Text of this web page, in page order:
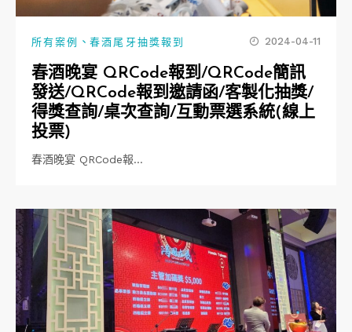
所有案例 、春酒尾牙抽獎報到 2024-04-11
春酒晚宴 QRCode報到/QRCode簡訊
發送/QRCode報到邀請函/客製化抽獎/
得獎查詢/桌次查詢/互動票選系統(線上
投票)
春酒晚宴 QRCode報…